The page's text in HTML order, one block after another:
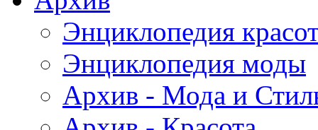
Энциклопедия
Энциклопедия моды
Архив - Мода и